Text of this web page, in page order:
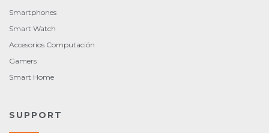
Smartphones
Smart Watch
Accesorios Computación
Gamers
Smart Home
SUPPORT